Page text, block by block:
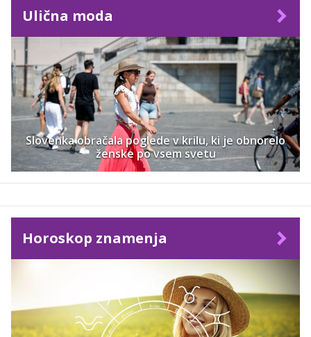
Ulična moda
Slovenka obračala poglede v krilu, ki je obnorelo
ženske po vsem svetu
Horoskop znamenja